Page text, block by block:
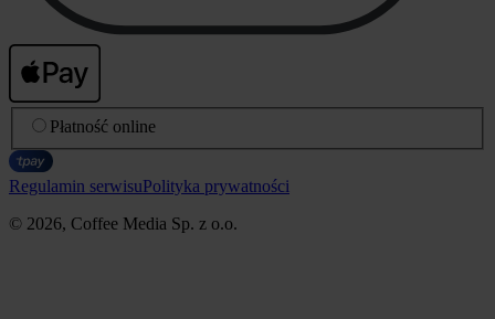
Płatność online
Regulamin serwisuPolityka prywatności
© 2026, Coffee Media Sp. z o.o.